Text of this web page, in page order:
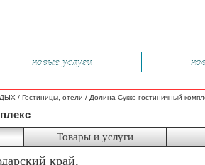
новые услуги
/ Гостиницы, отели / Долина Сукко гостиничный
Товары и услуги
край,